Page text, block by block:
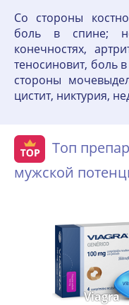
Со стороны
боль в спине;
конечностях,
теносиновит, боль
стороны
цистит, никтурия,
Топ
мужской
Viagra